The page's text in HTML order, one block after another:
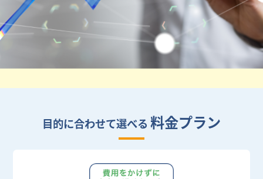
目的に合わせて選べる 料金プラン